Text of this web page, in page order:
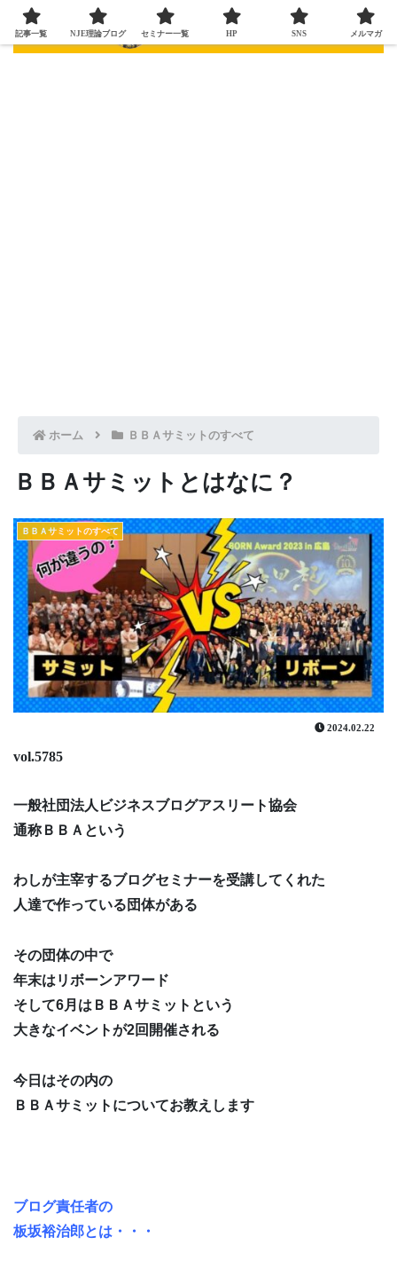
ホーム ＢＢＡサミットのすべて
ＢＢＡサミットとはなに？
ＢＢＡサミットのすべて
2024.02.22
vol.5785
一般社団法人ビジネスブログアスリート協会
通称ＢＢＡという
わしが主宰するブログセミナーを受講してくれた
人達で作っている団体がある
その団体の中で
年末はリボーンアワード
そして6月はＢＢＡサミットという
大きなイベントが2回開催される
今日はその内の
ＢＢＡサミットについてお教えします
ブログ責任者の
板坂裕治郎とは・・・
記事一覧 NJE理論ブログ セミナー一覧 HP SNS メルマガ